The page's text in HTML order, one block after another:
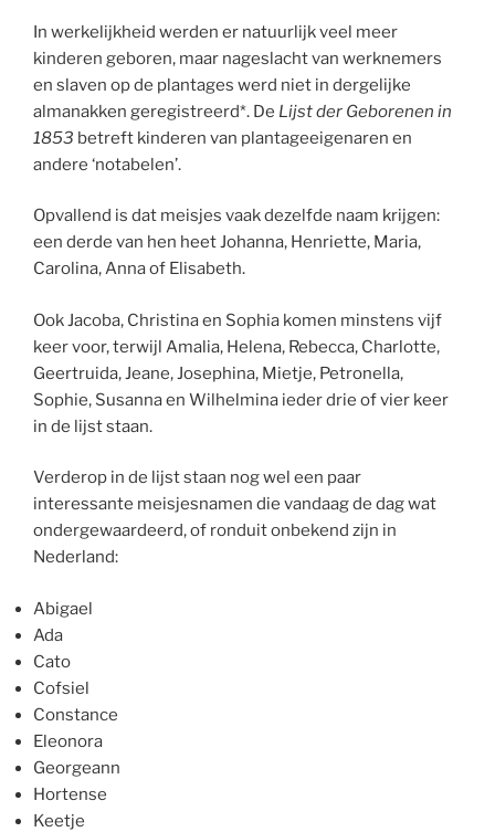
In werkelijkheid werden er natuurlijk veel meer
kinderen geboren, maar nageslacht van werknemers
en slaven op de plantages werd niet in dergelijke
almanakken geregistreerd*. De Lijst der Geborenen in
1853 betreft kinderen van plantageeigenaren en
andere ‘notabelen’.
Opvallend is dat meisjes vaak dezelfde naam krijgen:
een derde van hen heet Johanna, Henriette, Maria,
Carolina, Anna of Elisabeth.
Ook Jacoba, Christina en Sophia komen minstens vijf
keer voor, terwijl Amalia, Helena, Rebecca, Charlotte,
Geertruida, Jeane, Josephina, Mietje, Petronella,
Sophie, Susanna en Wilhelmina ieder drie of vier keer
in de lijst staan.
Verderop in de lijst staan nog wel een paar
interessante meisjesnamen die vandaag de dag wat
ondergewaardeerd, of ronduit onbekend zijn in
Nederland:
Abigael
Ada
Cato
Cofsiel
Constance
Eleonora
Georgeann
Hortense
Keetje